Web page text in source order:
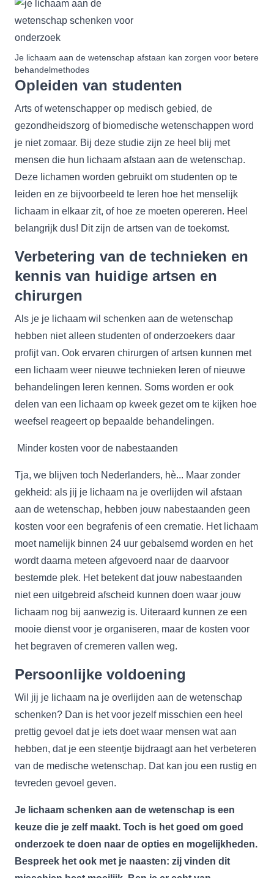
Je lichaam aan de wetenschap afstaan kan zorgen voor betere
behandelmethodes
Opleiden van studenten
Arts of wetenschapper op medisch gebied, de
gezondheidszorg of biomedische wetenschappen word
je niet zomaar. Bij deze studie zijn ze heel blij met
mensen die hun lichaam afstaan aan de wetenschap.
Deze lichamen worden gebruikt om studenten op te
leiden en ze bijvoorbeeld te leren hoe het menselijk
lichaam in elkaar zit, of hoe ze moeten opereren. Heel
belangrijk dus! Dit zijn de artsen van de toekomst.
Verbetering van de technieken en
kennis van huidige artsen en
chirurgen
Als je je lichaam wil schenken aan de wetenschap
hebben niet alleen studenten of onderzoekers daar
profijt van. Ook ervaren chirurgen of artsen kunnen met
een lichaam weer nieuwe technieken leren of nieuwe
behandelingen leren kennen. Soms worden er ook
delen van een lichaam op kweek gezet om te kijken hoe
weefsel reageert op bepaalde behandelingen.
Minder kosten voor de nabestaanden
Tja, we blijven toch Nederlanders, hè... Maar zonder
gekheid: als jij je lichaam na je overlijden wil afstaan
aan de wetenschap, hebben jouw nabestaanden geen
kosten voor een begrafenis of een crematie. Het lichaam
moet namelijk binnen 24 uur gebalsemd worden en het
wordt daarna meteen afgevoerd naar de daarvoor
bestemde plek. Het betekent dat jouw nabestaanden
niet een uitgebreid afscheid kunnen doen waar jouw
lichaam nog bij aanwezig is. Uiteraard kunnen ze een
mooie dienst voor je organiseren, maar de kosten voor
het begraven of cremeren vallen weg.
Persoonlijke voldoening
Wil jij je lichaam na je overlijden aan de wetenschap
schenken? Dan is het voor jezelf misschien een heel
prettig gevoel dat je iets doet waar mensen wat aan
hebben, dat je een steentje bijdraagt aan het verbeteren
van de medische wetenschap. Dat kan jou een rustig en
tevreden gevoel geven.
Je lichaam schenken aan de wetenschap is een
keuze die je zelf maakt. Toch is het goed om goed
onderzoek te doen naar de opties en mogelijkheden.
Bespreek het ook met je naasten: zij vinden dit